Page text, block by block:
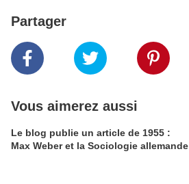
Partager
Vous aimerez aussi
Le blog publie un article de 1955 :
Max Weber et la Sociologie allemande